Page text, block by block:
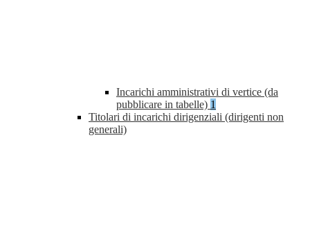
Incarichi amministrativi di vertice (da
pubblicare in tabelle) 1
Titolari di incarichi dirigenziali (dirigenti non
generali)